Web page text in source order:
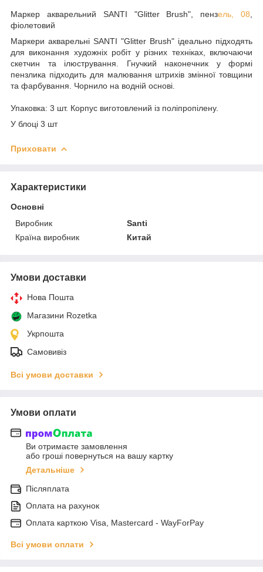
Маркер акварельний SANTI "Glitter Brush", пензель, 08
фіолетовий
Маркери акварельні SANTI "Glitter Brush" ідеально підходять
для виконання художніх робіт у різних техніках, включаючи
скетчин та ілюстрування. Гнучкий наконечник у формі
пензлика підходить для малювання штрихів змінної товщини
та фарбування. Чорнило на водній основі.
Упаковка: 3 шт. Корпус виготовлений із поліпропілену.
У блоці 3 шт
Приховати
Характеристики
Основні
Виробник
Santi
Країна виробник
Китай
Умови доставки
Нова Пошта
Магазини Rozetka
Укрпошта
Самовивіз
Всі умови доставки
Умови оплати
Ви отримаєте замовлення
або гроші повернуться на вашу картку
Детальніше
Післяплата
Оплата на рахунок
Оплата карткою Visa, Mastercard - WayForPay
Всі умови оплати